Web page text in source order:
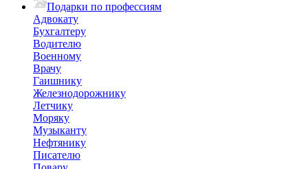
Подарки по профессиям
Адвокату
Бухгалтеру
Водителю
Военному
Врачу
Гаишнику
Железнодорожнику
Летчику
Моряку
Музыканту
Нефтянику
Писателю